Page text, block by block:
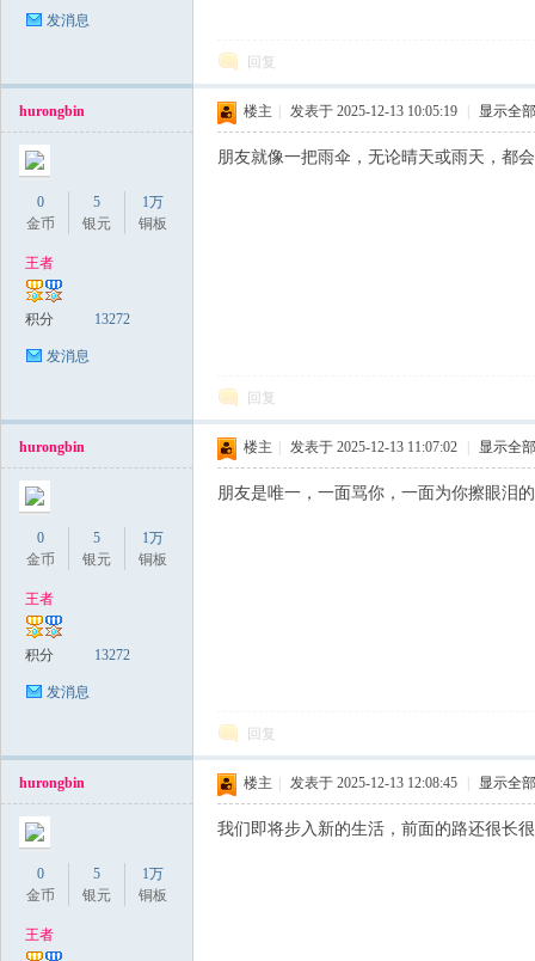
发消息
回复
hurongbin
0
金币
5
银元
1万
铜板
王者
积分 13272
发消息
楼主 发表于 2025-12-13 10:05:19 显示全
朋友就像一把雨伞，无论晴天或雨天，都
回复
hurongbin
0
金币
5
银元
1万
铜板
王者
积分 13272
发消息
楼主 发表于 2025-12-13 11:07:02 显示全
朋友是唯一，一面骂你，一面为你擦眼泪
回复
hurongbin
0
金币
5
银元
1万
铜板
王者
楼主 发表于 2025-12-13 12:08:45 显示全
我们即将步入新的生活，前面的路还很长